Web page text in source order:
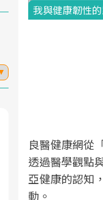
我與健康韌性
良醫健康網從
透過醫學觀點
亞健康的認知
動。